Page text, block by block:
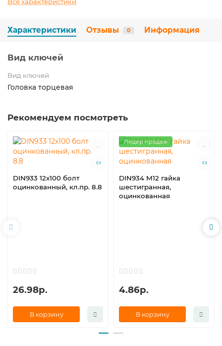
Характеристики Отзывы 0 Информация
Вид ключей
Вид ключей
Головка торцевая
Рекомендуем посмотреть
DIN933 12х100 болт
оцинкованный, кл.пр. 8.8
26.98р.
В корзину
Лидер продаж
DIN934 M12 гайка
шестигранная,
оцинкованная
4.86р.
В корзину